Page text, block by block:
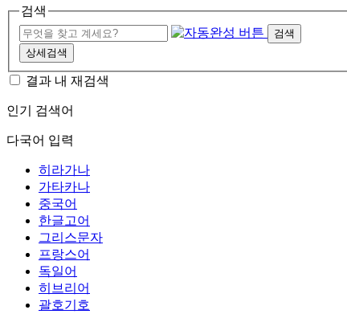
검색
검색
상세검색
결과 내 재검색
인기 검색어
다국어 입력
히라가나
가타카나
중국어
한글고어
그리스문자
프랑스어
독일어
히브리어
괄호기호